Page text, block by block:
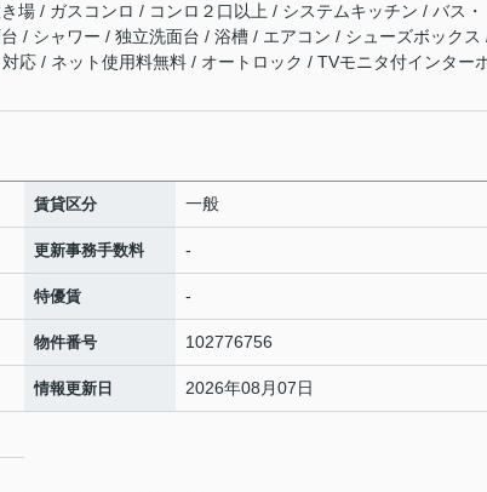
場 / ガスコンロ / コンロ２口以上 / システムキッチン / バス・
/ シャワー / 独立洗面台 / 浴槽 / エアコン / シューズボックス
応 / ネット使用料無料 / オートロック / TVモニタ付インター
賃貸区分 一般
更新事務手数料 -
特優賃 -
物件番号 102776756
情報更新日 2026年08月07日